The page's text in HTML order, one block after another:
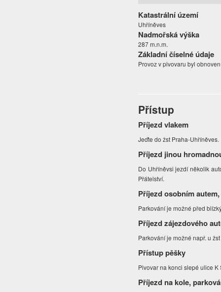
Katastrální území
Uhříněves
Nadmořská výška
287 m.n.m.
Základní číselné údaje
Provoz v pivovaru byl
Přístup
Příjezd vlakem
Jeďte do žst Praha-Uhříněves.
Příjezd jinou
Do Uhříněvsi jezdí několik
Přátelství.
Příjezd osobním
Parkování je možné před
Příjezd zájezdového
Parkování je možné např. u
Přístup pěšky
Pivovar na konci slepé ulice
Příjezd na kole,